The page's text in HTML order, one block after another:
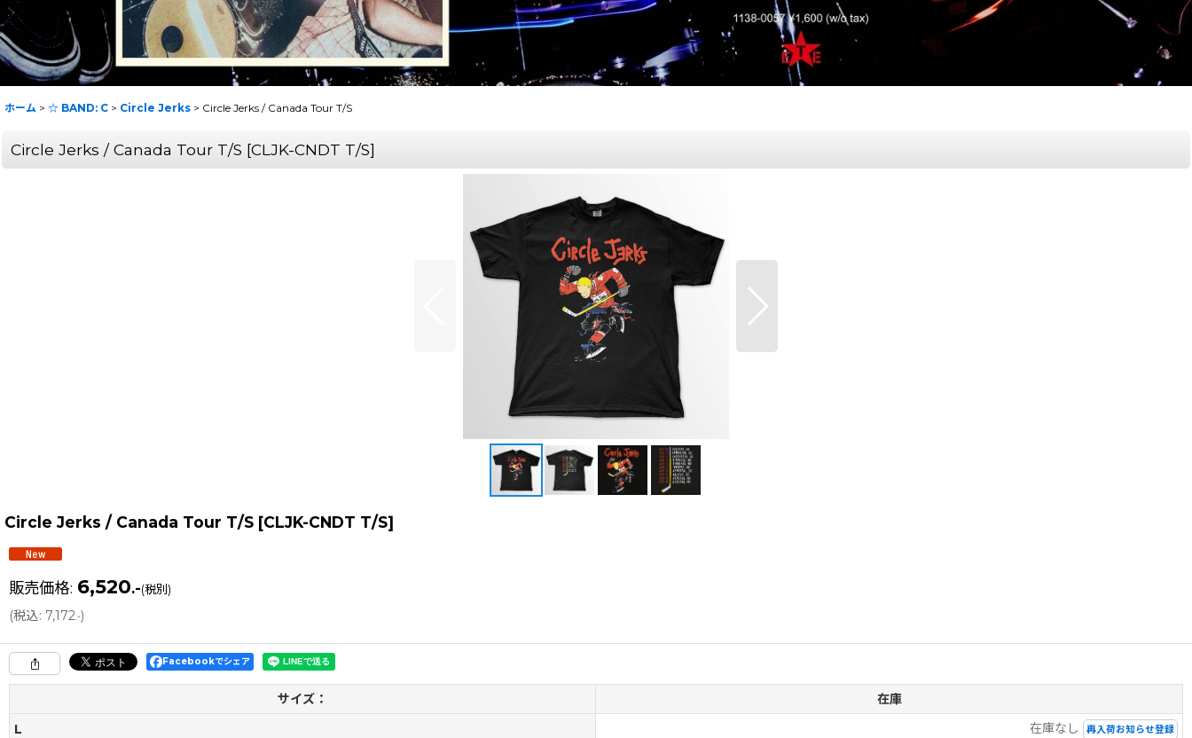
ホーム > ☆ BAND: C > Circle Jerks > Circle Jerks / Canada Tour T/S
Circle Jerks / Canada Tour T/S [CLJK-CNDT T/S]
Circle Jerks / Canada Tour T/S [CLJK-CNDT T/S]
販売価格: 6,520.-(税別)
(税込: 7,172.-)
Facebookでシェア
サイズ：
在庫
L
在庫なし 再入荷お知らせ登録